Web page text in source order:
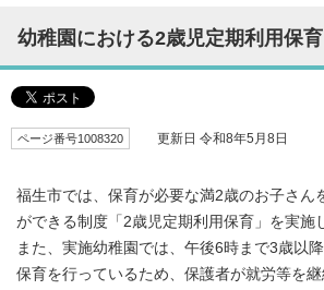
幼稚園における2歳児定期利用保育
ページ番号1008320 更新日 令和8年5月8日
福生市では、保育が必要な満2歳のお子さん
ができる制度「2歳児定期利用保育」を実施
また、実施幼稚園では、午後6時まで3歳以
保育を行っているため、保護者が就労等を